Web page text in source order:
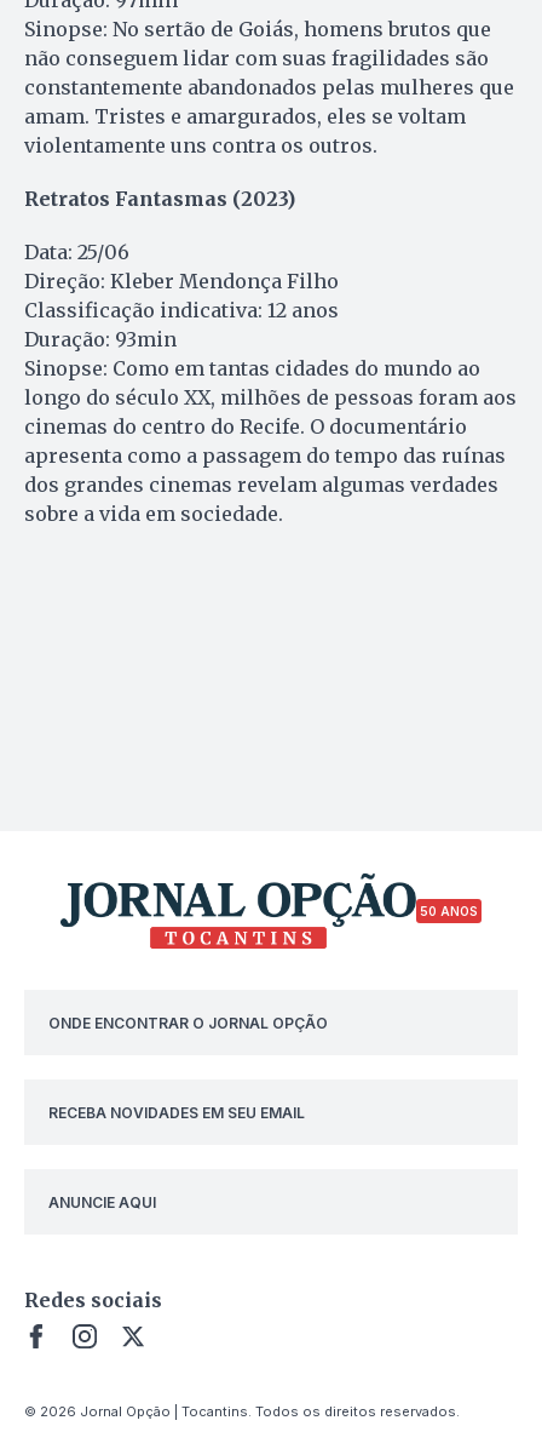
Sinopse: No sertão de Goiás, homens brutos que
não conseguem lidar com suas fragilidades são
constantemente abandonados pelas mulheres que
amam. Tristes e amargurados, eles se voltam
violentamente uns contra os outros.
Retratos Fantasmas (2023)
Data: 25/06
Direção: Kleber Mendonça Filho
Classificação indicativa: 12 anos
Duração: 93min
Sinopse: Como em tantas cidades do mundo ao
longo do século XX, milhões de pessoas foram aos
cinemas do centro do Recife. O documentário
apresenta como a passagem do tempo das ruínas
dos grandes cinemas revelam algumas verdades
sobre a vida em sociedade.
50 ANOS
ONDE ENCONTRAR O JORNAL OPÇÃO
RECEBA NOVIDADES EM SEU EMAIL
ANUNCIE AQUI
Redes sociais
© 2026 Jornal Opção | Tocantins. Todos os direitos reservados.